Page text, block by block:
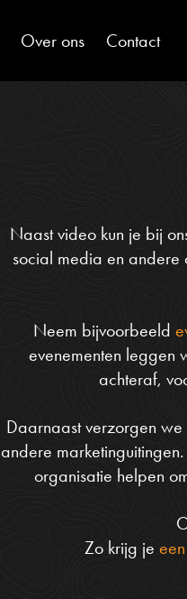
Over ons Contact
Naast video kun je bij
social media en andere
Neem bijvoorbeeld
evenementen leggen
achteraf,
Daarnaast verzorgen we
andere
organisatie helpen
Zo krijg je